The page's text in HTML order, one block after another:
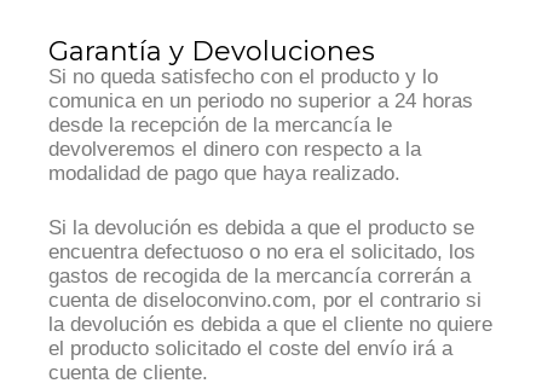
Garantía y Devoluciones
Si no queda satisfecho con el producto y lo
comunica en un periodo no superior a 24 horas
desde la recepción de la mercancía le
devolveremos el dinero con respecto a la
modalidad de pago que haya realizado.
Si la devolución es debida a que el producto se
encuentra defectuoso o no era el solicitado, los
gastos de recogida de la mercancía correrán a
cuenta de diseloconvino.com, por el contrario si
la devolución es debida a que el cliente no quiere
el producto solicitado el coste del envío irá a
cuenta de cliente.